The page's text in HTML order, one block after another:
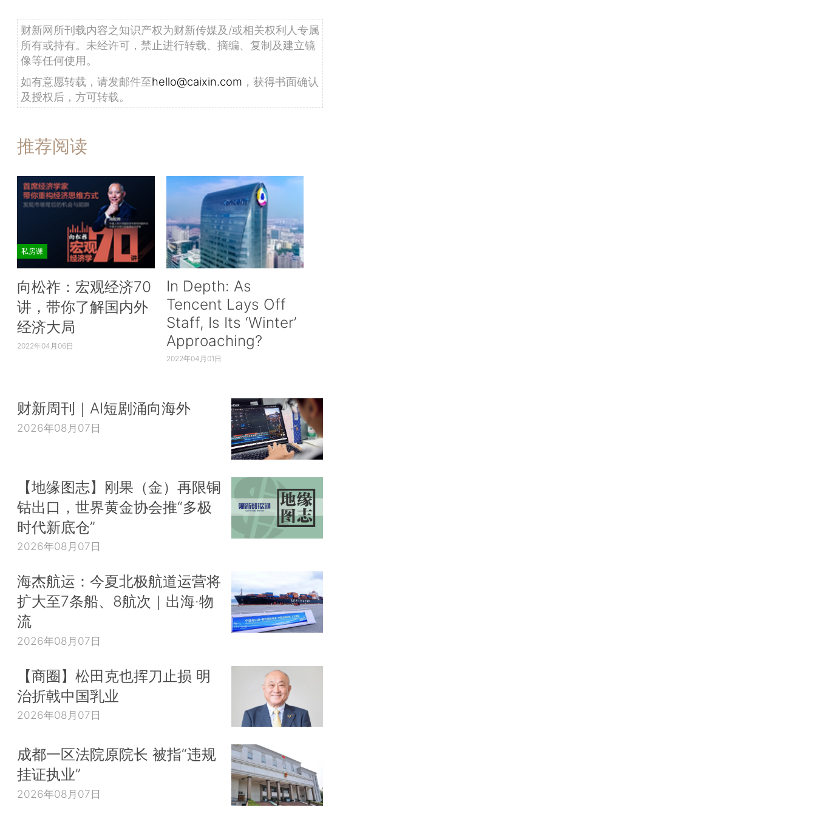
财新网所刊载内容之知识产权为财新传媒及/或相关权利人专属
所有或持有。未经许可，禁止进行转载、摘编、复制及建立镜
像等任何使用。
如有意愿转载，请发邮件至hello@caixin.com ，获得书面确认
及授权后，方可转载。
推荐阅读
私房课
向松祚：宏观经济70
讲，带你了解国内外
经济大局
2022年04月06日
In Depth: As
Tencent Lays Off
Staff, Is Its ‘Winter’
Approaching?
2022年04月01日
财新周刊｜AI短剧涌向海外
2026年08月07日
【地缘图志】刚果（金）再限铜
钴出口，世界黄金协会推“多极
时代新底仓”
2026年08月07日
海杰航运：今夏北极航道运营将
扩大至7条船、8航次｜出海·物
流
2026年08月07日
【商圈】松田克也挥刀止损 明
治折戟中国乳业
2026年08月07日
成都一区法院原院长 被指“违规
挂证执业”
2026年08月07日